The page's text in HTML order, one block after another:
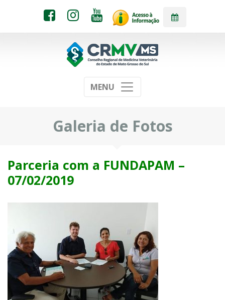
MENU
Galeria de Fotos
Parceria com a FUNDAPAM –
07/02/2019